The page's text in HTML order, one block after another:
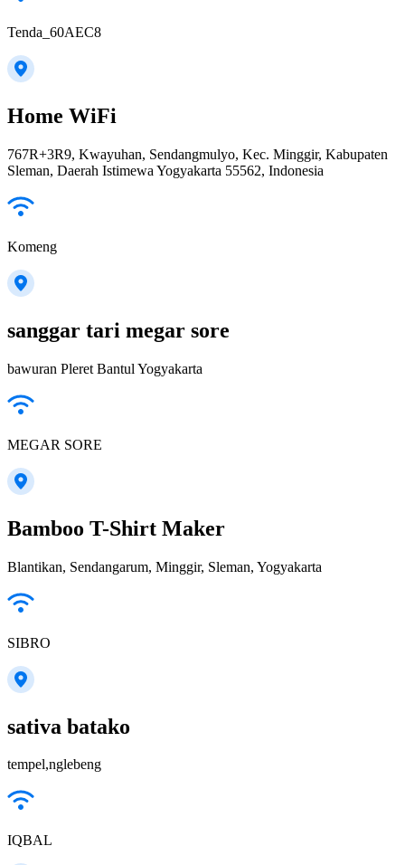
Tenda_60AEC8
Home WiFi
767R+3R9, Kwayuhan, Sendangmulyo, Kec. Minggir, Kabupaten
Sleman, Daerah Istimewa Yogyakarta 55562, Indonesia
Komeng
sanggar tari megar sore
bawuran Pleret Bantul Yogyakarta
MEGAR SORE
Bamboo T-Shirt Maker
Blantikan, Sendangarum, Minggir, Sleman, Yogyakarta
SIBRO
sativa batako
tempel,nglebeng
IQBAL